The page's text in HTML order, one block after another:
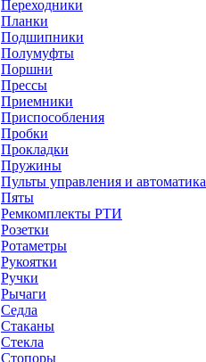
Переходники
Планки
Подшипники
Полумуфты
Поршни
Прессы
Приемники
Приспособления
Пробки
Прокладки
Пружины
Пульты управления и автоматика
Пяты
Ремкомплекты РТИ
Розетки
Ротаметры
Рукоятки
Ручки
Рычаги
Седла
Стаканы
Стекла
Стопоры